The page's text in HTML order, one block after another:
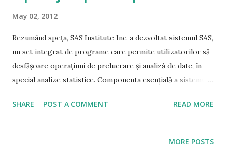
această zi istorică. Ceilalți sunt ocupați cu fotbalul.
May 02, 2012
Rezumând speța, SAS Institute Inc. a dezvoltat sistemul SAS,
un set integrat de programe care permite utilizatorilor să
desfășoare operațiuni de prelucrare și analiză de date, în
special analize statistice. Componenta esențială a sistemului
să ruleze scripturi scrise în limbajul de programare SAS
SHARE POST A COMMENT READ MORE
MORE POSTS